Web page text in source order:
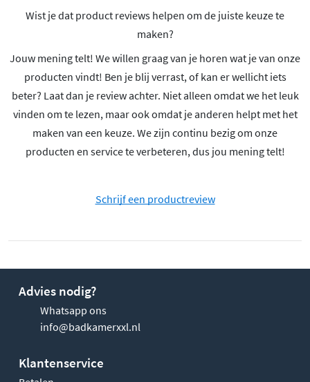
Wist je dat product reviews helpen om de juiste keuze te
maken?
Jouw mening telt! We willen graag van je horen wat je van onze
producten vindt! Ben je blij verrast, of kan er wellicht iets
beter? Laat dan je review achter. Niet alleen omdat we het leuk
vinden om te lezen, maar ook omdat je anderen helpt met het
maken van een keuze. We zijn continu bezig om onze
producten en service te verbeteren, dus jou mening telt!
Schrijf een productreview
Advies nodig?
Whatsapp ons
info@badkamerxxl.nl
Klantenservice